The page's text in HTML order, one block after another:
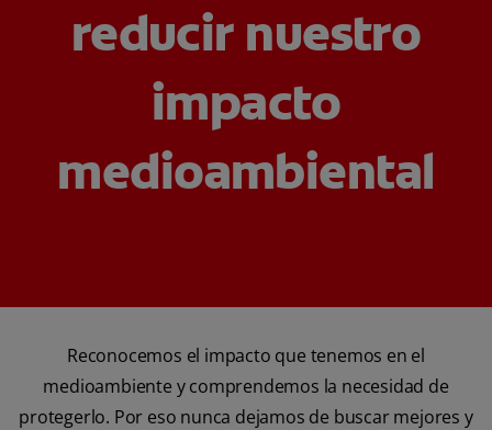
reducir nuestro
impacto
medioambiental
Reconocemos el impacto que tenemos en el
medioambiente y comprendemos la necesidad de
protegerlo. Por eso nunca dejamos de buscar mejores y